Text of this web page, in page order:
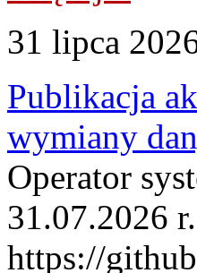
31 lipca
Publikacja
wymiany
Operator
31.07.2026
https://